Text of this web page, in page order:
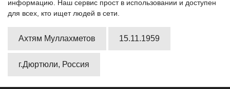
информацию. Наш сервис прост в использовании и доступен
для всех, кто ищет людей в сети.
Ахтям Муллахметов 15.11.1959
г.Дюртюли, Россия